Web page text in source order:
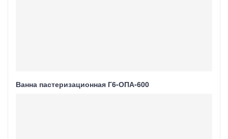
Ванна пастеризационная Г6-ОПА-600